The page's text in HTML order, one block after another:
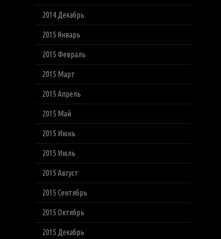
2014 Декабрь
2015 Январь
2015 Февраль
2015 Март
2015 Апрель
2015 Май
2015 Июнь
2015 Июль
2015 Август
2015 Сентябрь
2015 Октябрь
2015 Декабрь